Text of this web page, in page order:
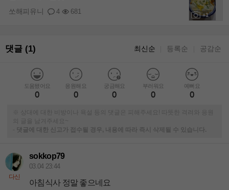
+1
4 681
쏘해피유니
댓글 (1) 최신순 등록순 공감순
도움됐어요
0
응원해요
0
궁금해요
0
부러워요
0
예뻐요
0
※ 상대에 대한 비방이나 욕설 등의 댓글은 피해주세요! 따뜻한 격려와 응원
-
댓글에 대한 신고가 접수될 경우, 내용에 따라 즉시 삭제될 수 있습니다.
다신
sokkop79
03.04 23:44
아침식사 정말 좋으네요